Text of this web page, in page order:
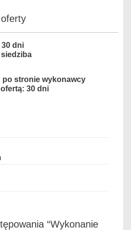
30 dni
po stronie wykonawcy
30 dni
“Wykonanie